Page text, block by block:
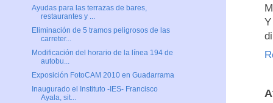
Ayudas para las terrazas de bares,
restaurantes y ...
Eliminación de 5 tramos peligrosos de las
carreter...
Modificación del horario de la línea 194 de
autobu...
Exposición FotoCAM 2010 en Guadarrama
Inaugurado el Instituto -IES- Francisco
Ayala, sit...